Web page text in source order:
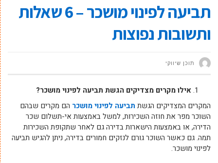
תביעה לפינוי מושכר – 6 שאלות
ותשובות נפוצות
תוכן שיווקי
אילו מקרים מצדיקים הגשת תביעה לפינוי מושכר?
המקרים המצדיקים הגשת תביעה לפינוי מושכר הם מקרים שבהם
השוכר מפר את חוזה השכירות, למשל באמצעות אי-תשלום שכר
הדירה, או באמצעות הישארות בדירה גם לאחר שתקופת השכירות
תמה. גם כאשר השוכר גורם לנזקים חמורים בדירה, ניתן להגיש תביעה
לפינוי מושכר.